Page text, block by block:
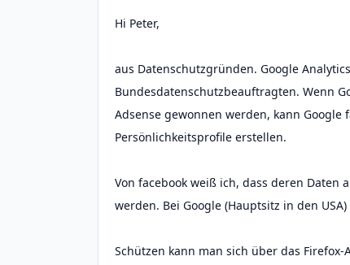
Hi Peter,
aus Datenschutzgründen. Google
Bundesdatenschutzbeauftragten. Wenn
Adsense gewonnen werden, kann
Persönlichkeitsprofile erstellen.
Von facebook weiß ich, dass deren Daten
werden. Bei Google (Hauptsitz in den
Schützen kann man sich über das